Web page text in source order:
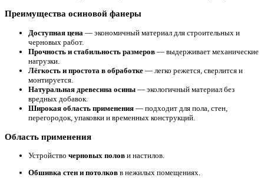
Преимущества осиновой фанеры
Доступная цена — экономичный материал для строительных и
черновых работ.
Прочность и стабильность размеров — выдерживает механические
нагрузки.
Лёгкость и простота в обработке — легко режется, сверлится и
монтируется.
Натуральная древесина осины — экологичный материал без
вредных добавок.
Широкая область применения — подходит для пола, стен,
перегородок, упаковки и временных конструкций.
Область применения
Устройство черновых полов и настилов.
Обшивка стен и потолков в нежилых помещениях.